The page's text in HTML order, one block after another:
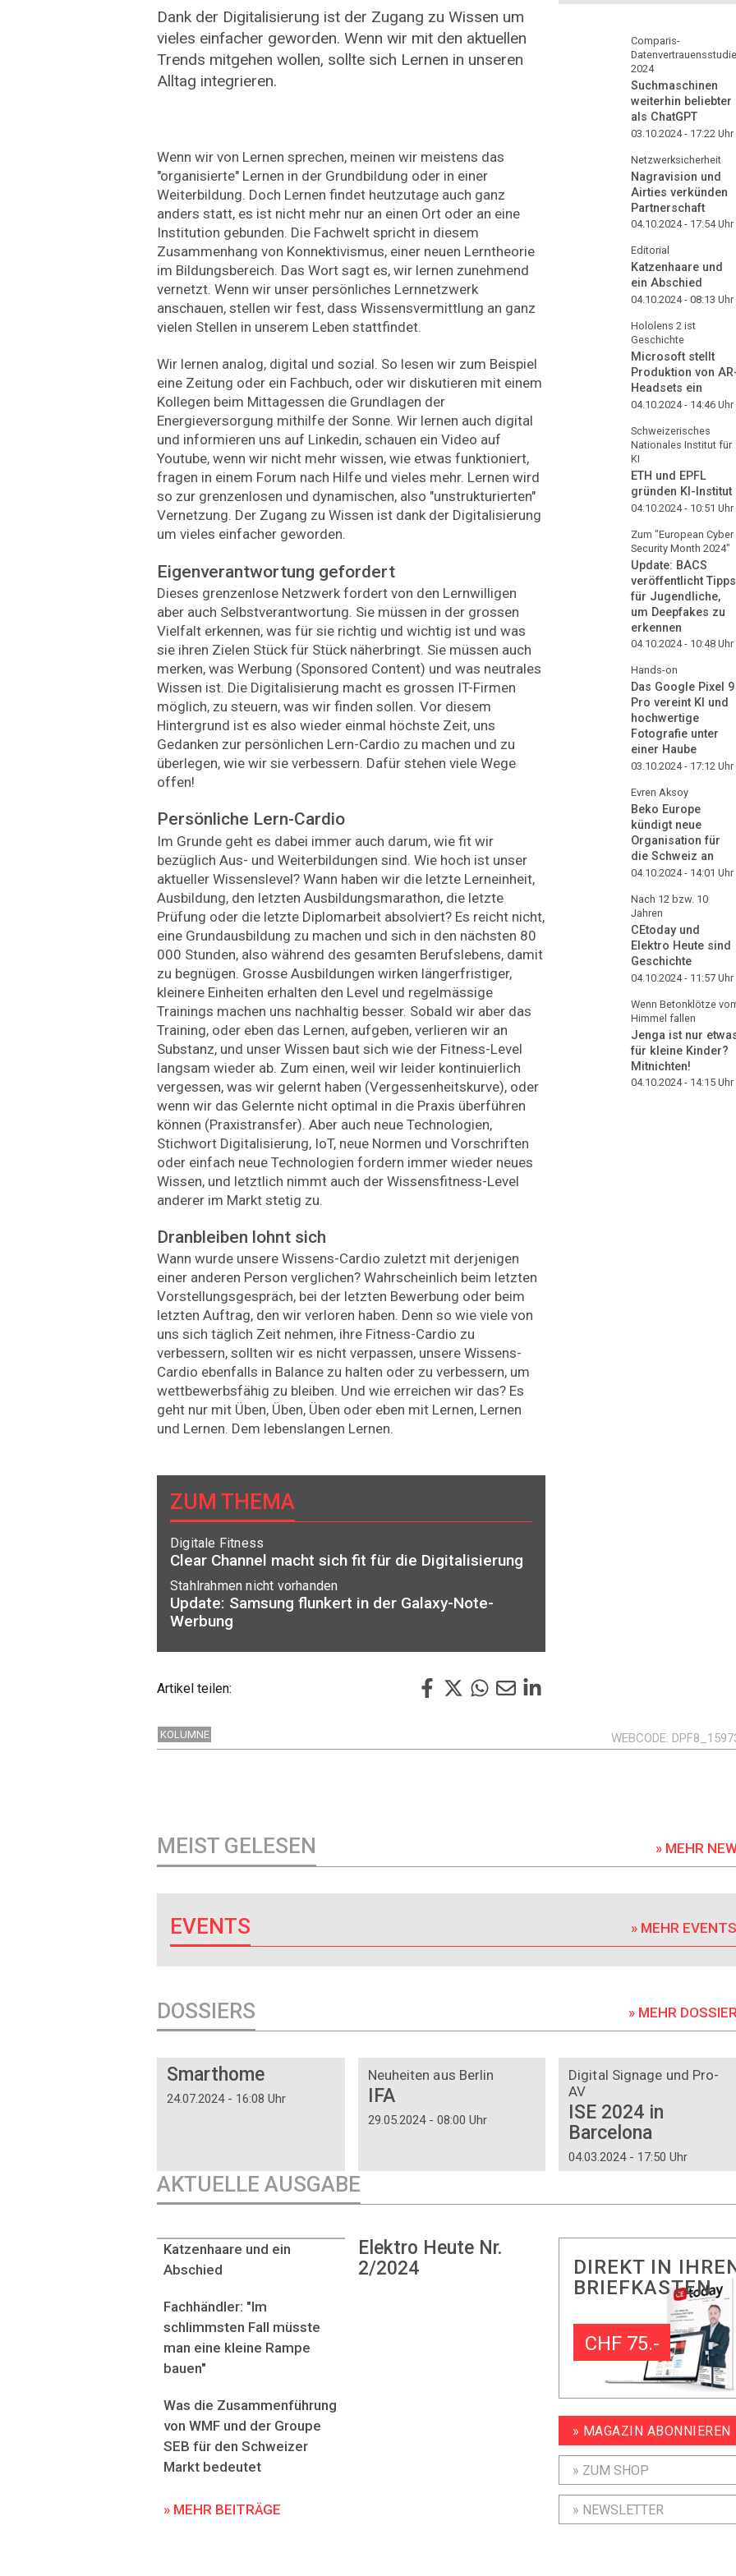
Dank der Digitalisierung ist der Zugang zu Wissen um
vieles einfacher geworden. Wenn wir mit den aktuellen
Trends mitgehen wollen, sollte sich Lernen in unseren
Alltag integrieren.
Wenn wir von Lernen sprechen, meinen wir meistens das
"organisierte" Lernen in der Grundbildung oder in einer
Weiterbildung. Doch Lernen findet heutzutage auch ganz
anders statt, es ist nicht mehr nur an einen Ort oder an eine
Institution gebunden. Die Fachwelt spricht in diesem
Zusammenhang von Konnektivismus, einer neuen Lerntheorie
im Bildungsbereich. Das Wort sagt es, wir lernen zunehmend
vernetzt. Wenn wir unser persönliches Lernnetzwerk
anschauen, stellen wir fest, dass Wissensvermittlung an ganz
vielen Stellen in unserem Leben stattfindet.
Wir lernen analog, digital und sozial. So lesen wir zum Beispiel
eine Zeitung oder ein Fachbuch, oder wir diskutieren mit einem
Kollegen beim Mittagessen die Grundlagen der
Energieversorgung mithilfe der Sonne. Wir lernen auch digital
und informieren uns auf Linkedin, schauen ein Video auf
Youtube, wenn wir nicht mehr wissen, wie etwas funktioniert,
fragen in einem Forum nach Hilfe und vieles mehr. Lernen wird
so zur grenzenlosen und dynamischen, also "unstrukturierten"
Vernetzung. Der Zugang zu Wissen ist dank der Digitalisierung
um vieles einfacher geworden.
Eigenverantwortung gefordert
Dieses grenzenlose Netzwerk fordert von den Lernwilligen
aber auch Selbstverantwortung. Sie müssen in der grossen
Vielfalt erkennen, was für sie richtig und wichtig ist und was
sie ihren Zielen Stück für Stück näherbringt. Sie müssen auch
merken, was Werbung (Sponsored Content) und was neutrales
Wissen ist. Die Digitalisierung macht es grossen IT-Firmen
möglich, zu steuern, was wir finden sollen. Vor diesem
Hintergrund ist es also wieder einmal höchste Zeit, uns
Gedanken zur persönlichen Lern-Cardio zu machen und zu
überlegen, wie wir sie verbessern. Dafür stehen viele Wege
offen!
Persönliche Lern-Cardio
Im Grunde geht es dabei immer auch darum, wie fit wir
bezüglich Aus- und Weiterbildungen sind. Wie hoch ist unser
aktueller Wissenslevel? Wann haben wir die letzte Lerneinheit,
Ausbildung, den letzten Ausbildungsmarathon, die letzte
Prüfung oder die letzte Diplomarbeit absolviert? Es reicht nicht,
eine Grundausbildung zu machen und sich in den nächsten 80
000 Stunden, also während des gesamten Berufslebens, damit
zu begnügen. Grosse Ausbildungen wirken längerfristiger,
kleinere Einheiten erhalten den Level und regelmässige
Trainings machen uns nachhaltig besser. Sobald wir aber das
Training, oder eben das Lernen, aufgeben, verlieren wir an
Substanz, und unser Wissen baut sich wie der Fitness-Level
langsam wieder ab. Zum einen, weil wir leider kontinuierlich
vergessen, was wir gelernt haben (Vergessenheitskurve), oder
wenn wir das Gelernte nicht optimal in die Praxis überführen
können (Praxistransfer). Aber auch neue Technologien,
Stichwort Digitalisierung, IoT, neue Normen und Vorschriften
oder einfach neue Technologien fordern immer wieder neues
Wissen, und letztlich nimmt auch der Wissensfitness-Level
anderer im Markt stetig zu.
Dranbleiben lohnt sich
Wann wurde unsere Wissens-Cardio zuletzt mit derjenigen
einer anderen Person verglichen? Wahrscheinlich beim letzten
Vorstellungsgespräch, bei der letzten Bewerbung oder beim
letzten Auftrag, den wir verloren haben. Denn so wie viele von
uns sich täglich Zeit nehmen, ihre Fitness-Cardio zu
verbessern, sollten wir es nicht verpassen, unsere Wissens-
Cardio ebenfalls in Balance zu halten oder zu verbessern, um
wettbewerbsfähig zu bleiben. Und wie erreichen wir das? Es
geht nur mit Üben, Üben, Üben oder eben mit Lernen, Lernen
und Lernen. Dem lebenslangen Lernen.
ZUM THEMA
Digitale Fitness
Clear Channel macht sich fit für die Digitalisierung
Stahlrahmen nicht vorhanden
Update: Samsung flunkert in der Galaxy-Note-
Werbung
Artikel teilen:
Comparis-
Datenvertrauensstudie
2024
Suchmaschinen
weiterhin beliebter
als ChatGPT
03.10.2024 - 17:22 Uhr
Netzwerksicherheit
Nagravision und
Airties verkünden
Partnerschaft
04.10.2024 - 17:54Uhr
Editorial
Katzenhaare und
ein Abschied
04.10.2024 - 08:13 Uhr
Hololens 2 ist
Geschichte
Microsoft stellt
Produktion von
Headsets ein
04.10.2024 - 14:46 Uhr
Schweizerisches
Nationales Institut für
KI
ETH und EPFL
gründen KI-Institut
04.10.2024 - 10:51 Uhr
Zum "European Cyber
Security Month 2024"
Update: BACS
veröffentlicht Tipps
für Jugendliche,
um Deepfakes zu
erkennen
04.10.2024 - 10:48 Uhr
Hands-on
Das Google Pixel 9
Pro vereint KI und
hochwertige
Fotografie unter
einer Haube
03.10.2024 - 17:12 Uhr
Evren Aksoy
Beko Europe
kündigt neue
Organisation für
die Schweiz an
04.10.2024 - 14:01 Uhr
Nach 12 bzw. 10
Jahren
CEtoday und
Elektro Heute sind
Geschichte
04.10.2024 - 11:57 Uhr
Wenn Betonklötze
Himmel fallen
Jenga ist nur
für kleine Kinder?
Mitnichten!
04.10.2024 - 14:15 Uhr
KOLUMNE WEBCODE
MEIST GELESEN » MEHR
EVENTS » MEHR
DOSSIERS » MEHR
Smarthome
24.07.2024 - 16:08 Uhr
Neuheiten aus Berlin
IFA
29.05.2024 - 08:00 Uhr
Digital Signage und Pro-
AV
ISE 2024 in
Barcelona
04.03.2024 - 17:50 Uhr
AKTUELLE AUSGABE
Elektro Heute Nr.
2/2024
Katzenhaare und ein
Abschied
Fachhändler: "Im
schlimmsten Fall müsste
man eine kleine Rampe
bauen"
Was die Zusammenführung
von WMF und der Groupe
SEB für den Schweizer
Markt bedeutet
» MEHR BEITRÄGE
DIREKT IN
BRIEFKASTEN
CHF 75.-
» MAGAZIN ABONNIEREN
» ZUM SHOP
» NEWSLETTER